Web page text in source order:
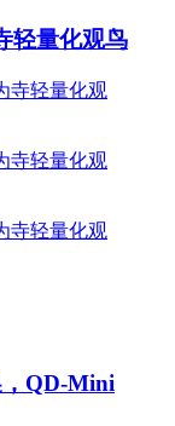
轻量化观鸟
，QD-Mini